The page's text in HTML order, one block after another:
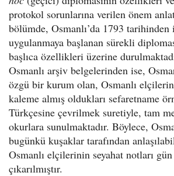
protokol sorunlarına verilen önem
bölümde, Osmanlı’da 1793 tarihinden
uygulanmaya başlanan sürekli
başlıca özellikleri üzerine
Osmanlı arşiv belgelerinden ise,
özgü bir kurum olan, Osmanlı
kaleme almış oldukları sefaretname
Türkçesine çevrilmek suretiyle, tam
okurlara sunulmaktadır. Böylece,
bugünkü kuşaklar tarafından
Osmanlı elçilerinin seyahat notları gün
çıkarılmıştır.